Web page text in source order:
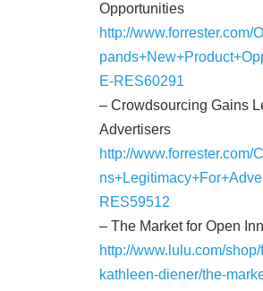
Opportunities
http://www.forrester.com/
E-RES60291
– Crowdsourcing Gains
Advertisers
http://www.forrester.com/
RES59512
– The Market for Open
http://www.lulu.com/
kathleen-diener/the-